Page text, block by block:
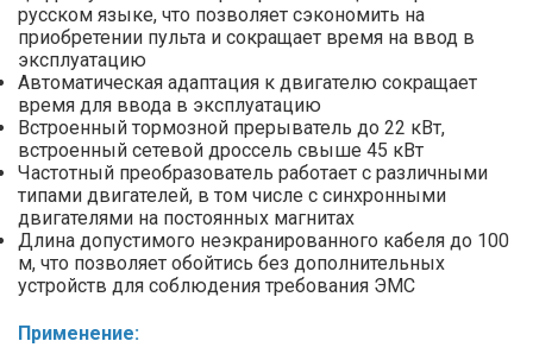
русском языке, что позволяет сэкономить на
приобретении пульта и сокращает время на ввод в
эксплуатацию
Автоматическая адаптация к двигателю сокращает
время для ввода в эксплуатацию
Встроенный тормозной прерыватель до 22 кВт,
встроенный сетевой дроссель свыше 45 кВт
Частотный преобразователь работает с различными
типами двигателей, в том числе с синхронными
двигателями на постоянных магнитах
Длина допустимого неэкранированного кабеля до 100
м, что позволяет обойтись без дополнительных
устройств для соблюдения требования ЭМС
Применение: